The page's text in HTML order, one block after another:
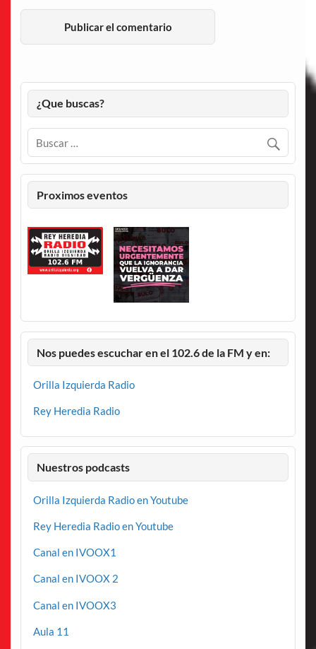
¿Que buscas?
Proximos eventos
Nos puedes escuchar en el 102.6 de la FM y en:
Orilla Izquierda Radio
Rey Heredia Radio
Nuestros podcasts
Orilla Izquierda Radio en Youtube
Rey Heredia Radio en Youtube
Canal en IVOOX1
Canal en IVOOX 2
Canal en IVOOX3
Aula 11